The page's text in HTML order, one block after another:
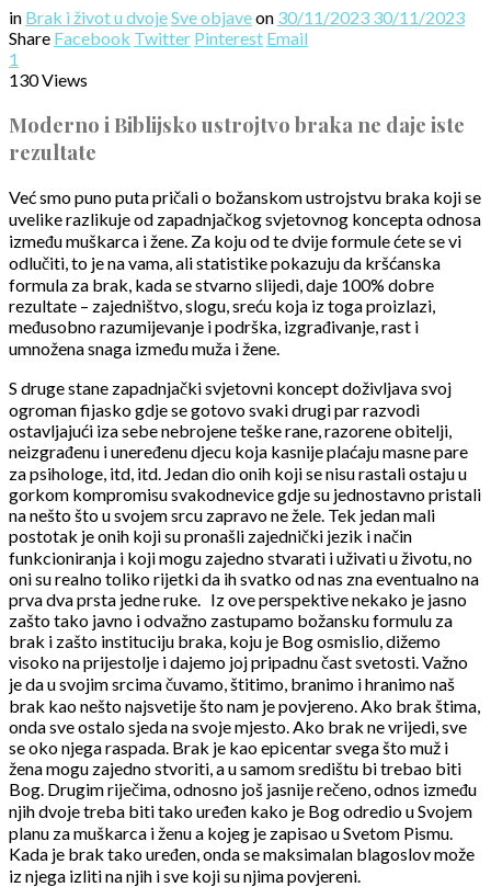
in Brak i život u dvojeSve objaveon 30/11/2023 30/11/2023
Share Facebook Twitter Pinterest Email
1
130 Views
Moderno i Biblijsko ustrojtvo braka ne daje iste
rezultate
Već smo puno puta pričali o božanskom ustrojstvu braka koji se
uvelike razlikuje od zapadnjačkog svjetovnog koncepta odnosa
između muškarca i žene. Za koju od te dvije formule ćete se vi
odlučiti, to je na vama, ali statistike pokazuju da kršćanska
formula za brak, kada se stvarno slijedi, daje 100% dobre
rezultate – zajedništvo, slogu, sreću koja iz toga proizlazi,
međusobno razumijevanje i podrška, izgrađivanje, rast i
umnožena snaga između muža i žene.
S druge stane zapadnjački svjetovni koncept doživljava svoj
ogroman fijasko gdje se gotovo svaki drugi par razvodi
ostavljajući iza sebe nebrojene teške rane, razorene obitelji,
neizgrađenu i uneređenu djecu koja kasnije plaćaju masne pare
za psihologe, itd, itd. Jedan dio onih koji se nisu rastali ostaju u
gorkom kompromisu svakodnevice gdje su jednostavno pristali
na nešto što u svojem srcu zapravo ne žele. Tek jedan mali
postotak je onih koji su pronašli zajednički jezik i način
funkcioniranja i koji mogu zajedno stvarati i uživati u životu, no
oni su realno toliko rijetki da ih svatko od nas zna eventualno na
prva dva prsta jedne ruke.
Iz ove perspektive nekako je jasno
zašto tako javno i odvažno zastupamo božansku formulu za
brak i zašto instituciju braka, koju je Bog osmislio, dižemo
visoko na prijestolje i dajemo joj pripadnu čast svetosti. Važno
je da u svojim srcima čuvamo, štitimo, branimo i hranimo naš
brak kao nešto najsvetije što nam je povjereno. Ako brak štima,
onda sve ostalo sjeda na svoje mjesto. Ako brak ne vrijedi, sve
se oko njega raspada. Brak je kao epicentar svega što muž i
žena mogu zajedno stvoriti, a u samom središtu bi trebao biti
Bog. Drugim riječima, odnosno još jasnije rečeno, odnos između
njih dvoje treba biti tako uređen kako je Bog odredio u Svojem
planu za muškarca i ženu a kojeg je zapisao u Svetom Pismu.
Kada je brak tako uređen, onda se maksimalan blagoslov može
iz njega izliti na njih i sve koji su njima povjereni.